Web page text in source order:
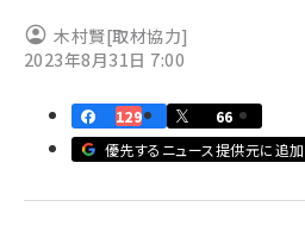
z世代 (1622)
meo (1275)
llmo (1163)
木村賢[取材協力]
2023年8月31日 7:00
129
66
優先するニュース提供元に追加